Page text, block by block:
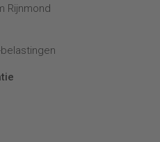
Rijnmond